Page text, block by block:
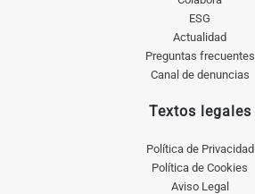
ESG
Actualidad
Preguntas frecuentes
Canal de denuncias
Textos legales
Política de Privacidad
Política de Cookies
Aviso Legal